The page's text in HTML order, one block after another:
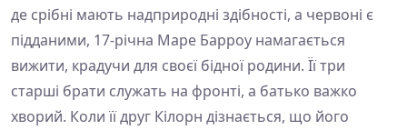
де срібні мають надприродні здібності, а червоні є
підданими, 17-річна Маре Барроу намагається
вижити, крадучи для своєї бідної родини. Її три
старші брати служать на фронті, а батько важко
хворий. Коли її друг Кілорн дізнається, що його